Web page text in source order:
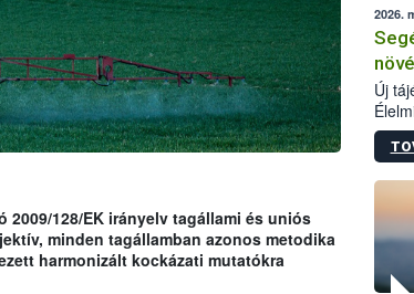
128/EK irányelv tagállami és uniós
minden tagállamban azonos metodika
harmonizált kockázati mutatókra
2026.
Új